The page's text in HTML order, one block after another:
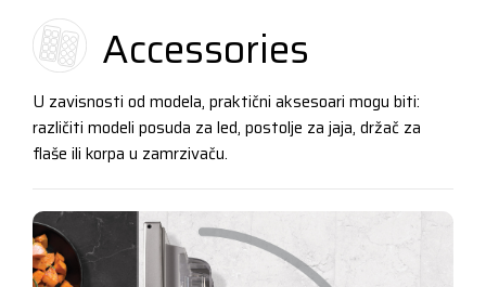
Accessories
U zavisnosti od modela, praktični aksesoari mogu biti:
različiti modeli posuda za led, postolje za jaja, držač za
flaše ili korpa u zamrzivaču.